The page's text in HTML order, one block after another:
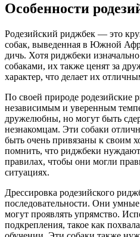
Особенности
Родезийский риджбек — это
собак, выведенная в Южной
дичь. Хотя риджбеки
собаками, их также ценят за
характер, что делает их
По своей природе родезийские
независимым и уверенным
дружелюбны, но могут быть
незнакомцам. Эти собаки
быть очень привязаны к своим
помнить, что риджбеки
правилах, чтобы они могли
ситуациях.
Дрессировка родезийского
последовательности. Они
могут проявлять упрямство.
подкрепления, такое как